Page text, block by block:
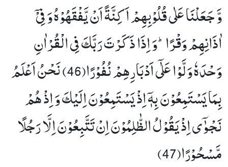
وَّ جَعَلْنَا عَلٰى قُلُوْبِهِمْ اَكِنَّةً اَنْ یَّفْقَهُوْهُ وَ فِیْۤ
اٰذَانِهِمْ وَقْرًاؕ-وَ اِذَا ذَكَرْتَ رَبَّكَ فِی الْقُرْاٰنِ
وَحْدَهٗ وَلَّوْا عَلٰۤى اَدْبَارِهِمْ نُفُوْرًا(46) نَحْنُ اَعْلَمُ
بِمَا یَسْتَمِعُوْنَ بِهٖۤ اِذْ یَسْتَمِعُوْنَ اِلَیْكَ وَ اِذْ هُمْ
نَجْوٰۤى اِذْ یَقُوْلُ الظّٰلِمُوْنَ اِنْ تَتَّبِعُوْنَ اِلَّا رَجُلًا
مَّسْحُوْرًا(47)